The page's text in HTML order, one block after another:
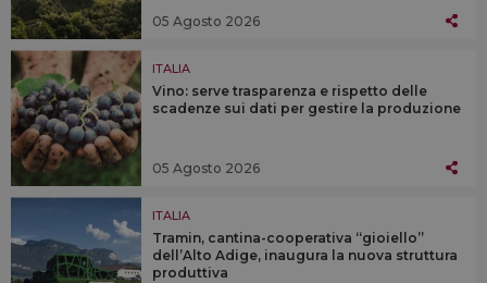
05 Agosto 2026
ITALIA
Vino: serve trasparenza e rispetto delle
scadenze sui dati per gestire la produzione
05 Agosto 2026
ITALIA
Tramin, cantina-cooperativa “gioiello”
dell’Alto Adige, inaugura la nuova struttura
produttiva